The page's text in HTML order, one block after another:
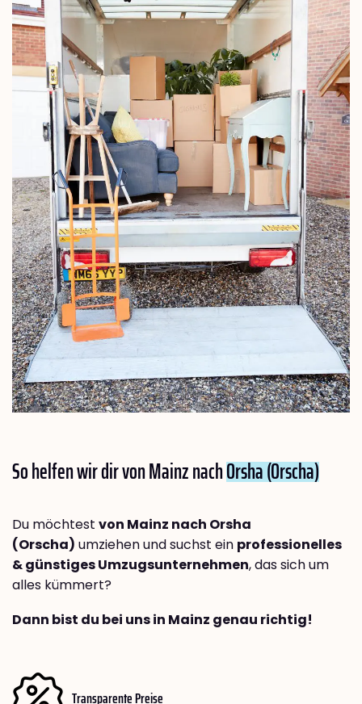
So helfen wir dir von Mainz nachOrsha (Orscha)
Du möchtest von Mainz nach Orsha
(Orscha) umziehen und suchst ein professionelles
& günstiges Umzugsunternehmen, das sich um
alles kümmert?
Dann bist du bei uns in Mainz genau richtig!
Transparente Preise